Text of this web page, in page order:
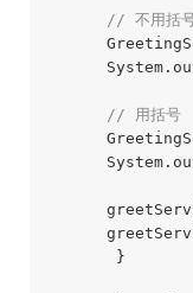
// 不用括
// 用括号
       }